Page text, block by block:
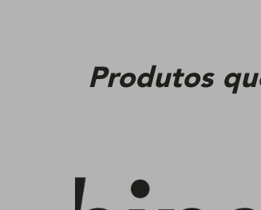
Produtos